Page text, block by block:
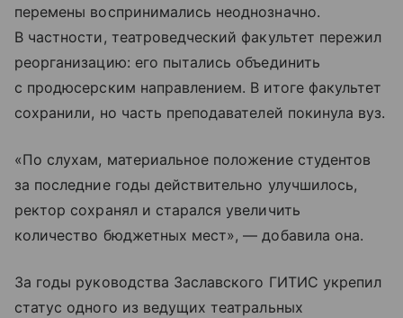
перемены воспринимались неоднозначно.
В частности, театроведческий факультет пережил
реорганизацию: его пытались объединить
с продюсерским направлением. В итоге факультет
сохранили, но часть преподавателей покинула вуз.
«По слухам, материальное положение студентов
за последние годы действительно улучшилось,
ректор сохранял и старался увеличить
количество бюджетных мест», — добавила она.
За годы руководства Заславского ГИТИС укрепил
статус одного из ведущих театральных